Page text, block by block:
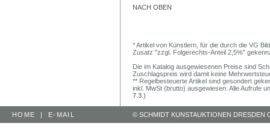
NACH OBEN
* Artikel von Künstlern, für die durch die VG
Zusatz "zzgl. Folgerechts-Anteil 2,5%"
Die im Katalog ausgewiesenen Preise sind
Zuschlagspreis wird damit keine
** Regelbesteuerte Artikel sind gesondert
inkl. MwSt (brutto) ausgewiesen. Alle Aufrufe
7.3.)
HOME | E-MAIL © SCHMIDT KUNSTAUKTIONEN DRESDEN